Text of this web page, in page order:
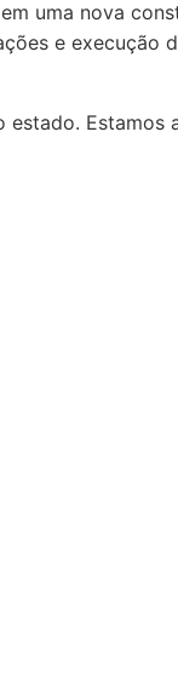
uma nova
e execução
Estamos